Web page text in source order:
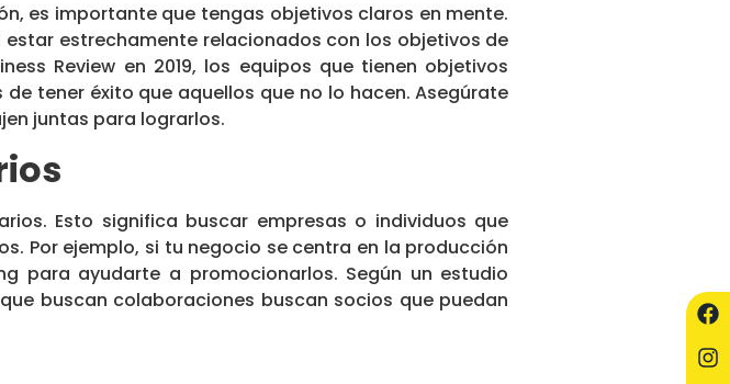
es importante que tengas objetivos claros en mente.
estrechamente relacionados con los objetivos de
Review en 2019, los equipos que tienen objetivos
tener éxito que aquellos que no lo hacen. Asegúrate
juntas para lograrlos.
Esto significa buscar empresas o individuos que
Por ejemplo, si tu negocio se centra en la producción
para ayudarte a promocionarlos. Según un estudio
buscan colaboraciones buscan socios que puedan